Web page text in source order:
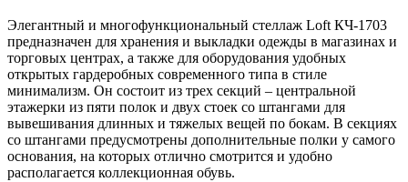
Элегантный и многофункциональный стеллаж Loft КЧ-1703
предназначен для хранения и выкладки одежды в магазинах и
торговых центрах, а также для оборудования удобных
открытых гардеробных современного типа в стиле
минимализм. Он состоит из трех секций – центральной
этажерки из пяти полок и двух стоек со штангами для
вывешивания длинных и тяжелых вещей по бокам. В секциях
со штангами предусмотрены дополнительные полки у самого
основания, на которых отлично смотрится и удобно
располагается коллекционная обувь.